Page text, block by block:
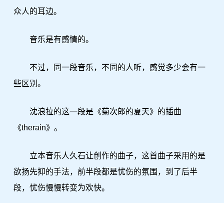
众人的耳边。
音乐是有感情的。
不过，同一段音乐，不同的人听，感觉多少会有一
些区别。
沈浪拉的这一段是《菊次郎的夏天》的插曲
《therain》。
立本音乐人久石让创作的曲子，这首曲子采用的是
欲扬先抑的手法，前半段都是忧伤的氛围，到了后半
段，忧伤慢慢转变为欢快。